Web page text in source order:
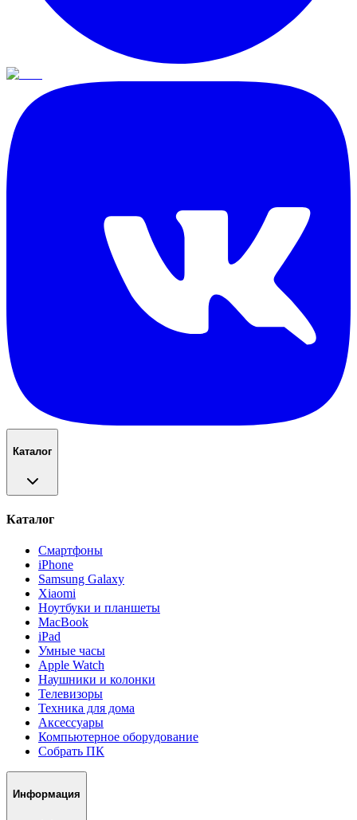
Каталог
Каталог
Смартфоны
iPhone
Samsung Galaxy
Xiaomi
Ноутбуки и планшеты
MacBook
iPad
Умные часы
Apple Watch
Наушники и колонки
Телевизоры
Техника для дома
Аксессуары
Компьютерное оборудование
Собрать ПК
Информация